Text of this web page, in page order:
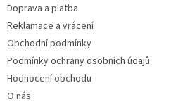
Doprava a platba
Reklamace a vrácení
Obchodní podmínky
Podmínky ochrany osobních údajů
Hodnocení obchodu
O nás